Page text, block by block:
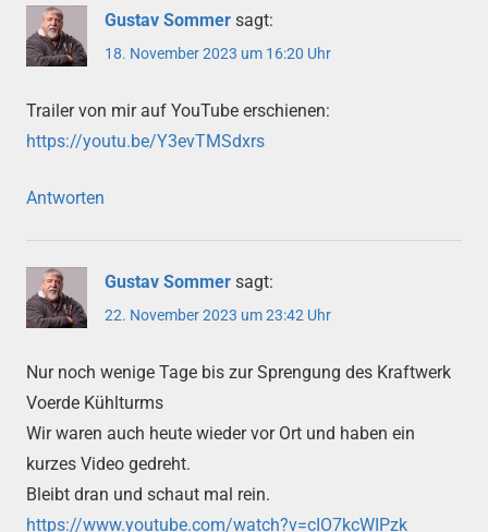
Gustav Sommer sagt:
18. November 2023 um 16:20 Uhr
Trailer von mir auf YouTube erschienen:
https://youtu.be/Y3evTMSdxrs
Antworten
Gustav Sommer sagt:
22. November 2023 um 23:42 Uhr
Nur noch wenige Tage bis zur Sprengung des Kraftwerk
Voerde Kühlturms
Wir waren auch heute wieder vor Ort und haben ein
kurzes Video gedreht.
Bleibt dran und schaut mal rein.
https://www.youtube.com/watch?v=cIO7kcWIPzk